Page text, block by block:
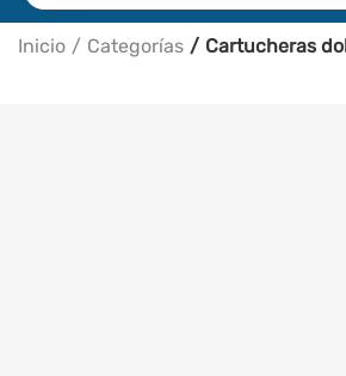
Inicio Categorías Cartucheras